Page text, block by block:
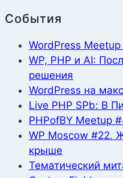
События
WordPress Meetup
WP, PHP и AI:
решения
WordPress на
Live PHP SPb: В
PHPofBY Meetup
WP Moscow #22.
крыше
Тематический